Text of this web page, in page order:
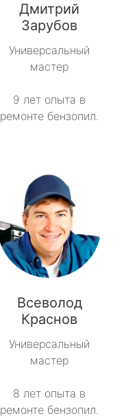
Дмитрий
Зарубов
Универсальный
мастер
9 лет опыта в
ремонте бензопил.
Всеволод
Краснов
Универсальный
мастер
8 лет опыта в
ремонте бензопил.